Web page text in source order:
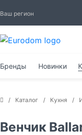
Ваш регион
Бренды Новинки
Каталог Кухня
Венчик